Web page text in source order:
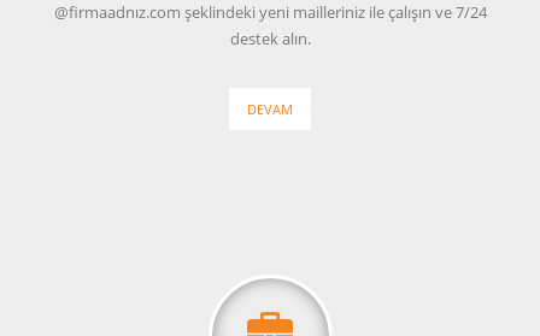
@firmaadnız.com şeklindeki yeni mailleriniz ile çalışın ve 7/24
destek alın.
DEVAM